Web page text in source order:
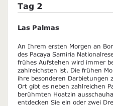
Tag 2
Las Palmas
An Ihrem ersten Morgen an
des Pacaya Samiria
frühes Aufstehen wird immer
zahlreichsten ist. Die frühen
ihre besonderen Darbietungen
Ort gibt es neben zahlreichen
berühmten Hoatzin
entdecken Sie ein oder zwei